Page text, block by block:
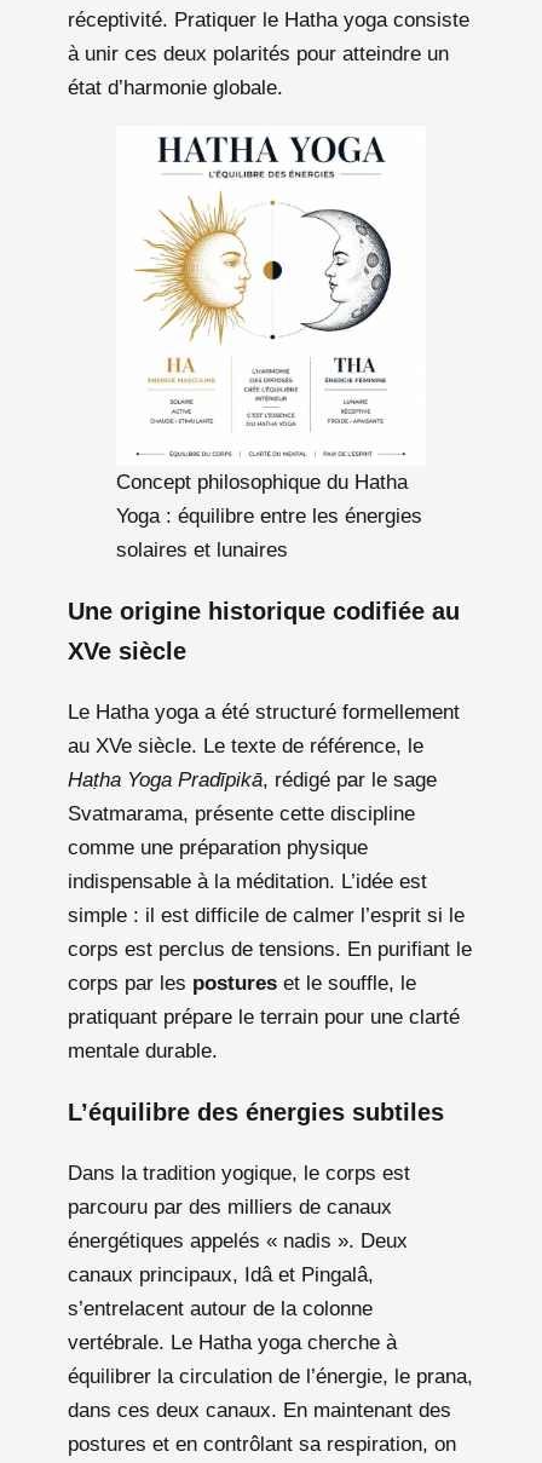
réceptivité. Pratiquer le Hatha yoga consiste
à unir ces deux polarités pour atteindre un
état d’harmonie globale.
Concept philosophique du Hatha
Yoga : équilibre entre les énergies
solaires et lunaires
Une origine historique codifiée au
XVe siècle
Le Hatha yoga a été structuré formellement
au XVe siècle. Le texte de référence, le
Haṭha Yoga Pradīpikā, rédigé par le sage
Svatmarama, présente cette discipline
comme une préparation physique
indispensable à la méditation. L’idée est
simple : il est difficile de calmer l’esprit si le
corps est perclus de tensions. En purifiant le
corps par les postures et le souffle, le
pratiquant prépare le terrain pour une clarté
mentale durable.
L’équilibre des énergies subtiles
Dans la tradition yogique, le corps est
parcouru par des milliers de canaux
énergétiques appelés « nadis ». Deux
canaux principaux, Idâ et Pingalâ,
s’entrelacent autour de la colonne
vertébrale. Le Hatha yoga cherche à
équilibrer la circulation de l’énergie, le prana,
dans ces deux canaux. En maintenant des
postures et en contrôlant sa respiration, on